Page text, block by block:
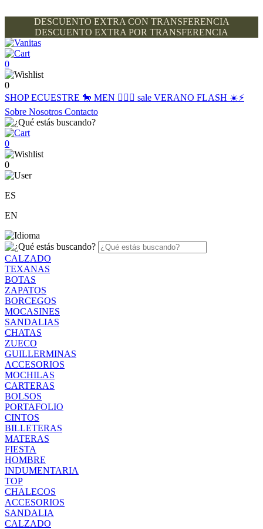
DESCUENTO EXTRA CON TRANSFERENCIA
DESCUENTO EXTRA POR TRANSFERENCIA
0
0
SHOPECUESTRE 🐎 MEN 🙋🏽‍♂️ sale VERANO FLASH ☀️⚡️
Sobre Nosotros Contacto
0
0
ES
EN
CALZADO
TEXANAS
BOTAS
ZAPATOS
BORCEGOS
MOCASINES
SANDALIAS
CHATAS
ZUECO
GUILLERMINAS
ACCESORIOS
MOCHILAS
CARTERAS
BOLSOS
PORTAFOLIO
CINTOS
BILLETERAS
MATERAS
FIESTA
HOMBRE
INDUMENTARIA
TOP
CHALECOS
ACCESORIOS
SANDALIA
CALZADO